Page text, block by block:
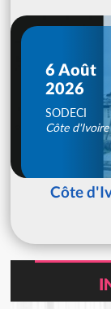
6 Août
2026
SODECI
Côte d'Ivoire
Côte